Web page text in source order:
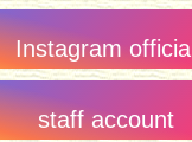
Instagram official
staff account